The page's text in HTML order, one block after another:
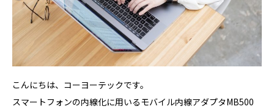
こんにちは、コーヨーテックです。
スマートフォンの内線化に用いるモバイル内線アダプタMB500